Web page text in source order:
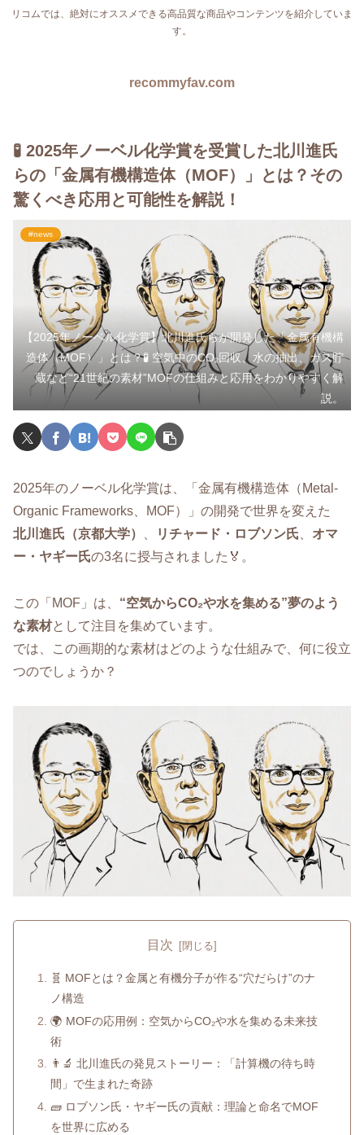
リコムでは、絶対にオススメできる高品質な商品やコンテンツを紹介していま
す。
recommyfav.com
🧪 2025年ノーベル化学賞を受賞した北川進氏
らの「金属有機構造体（MOF）」とは？その
驚くべき応用と可能性を解説！
#news
【2025年ノーベル化学賞】北川進氏らが開発した「金属有機構
造体（MOF）」とは？🧪 空気中のCO₂回収、水の抽出、ガス貯
蔵など“21世紀の素材”MOFの仕組みと応用をわかりやすく解
説。
2025年のノーベル化学賞は、「金属有機構造体（Metal-
Organic Frameworks、MOF）」の開発で世界を変えた
北川進氏（京都大学）
リチャード・ロブソン氏
オマ
ー・ヤギー氏の3名に授与されました🏅。
この「MOF」は、 “空気からCO₂や水を集める”夢のよう
な素材として注目を集めています。
では、この画期的な素材はどのような仕組みで、何に役立
つのでしょうか？
目次
🧬 MOFとは？金属と有機分子が作る“穴だらけ”のナ
ノ構造
🌍 MOFの応用例：空気からCO₂や水を集める未来技
術
👨‍🔬 北川進氏の発見ストーリー：「計算機の待ち時
間」で生まれた奇跡
🧱 ロブソン氏・ヤギー氏の貢献：理論と命名でMOF
を世界に広める